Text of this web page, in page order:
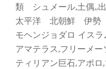
類 シュメール,土偶,,
太平洋 北朝鮮 伊
モヘンジョダロ イ
アマテラス,フリーメ
ティリアン巨石,アポ